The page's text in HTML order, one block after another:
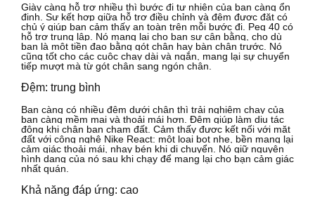
Giày càng hỗ trợ nhiều thì bước đi tự nhiên của bạn càng ổn
định. Sự kết hợp giữa hỗ trợ điều chỉnh và đệm được đặt có
chủ ý giúp bạn cảm thấy an toàn trên mỗi bước đi. Peg 40 có
hỗ trợ trung lập. Nó mang lại cho bạn sự cân bằng, cho dù
bạn là một tiền đạo bằng gót chân hay bàn chân trước. Nó
cũng tốt cho các cuộc chạy dài và ngắn, mang lại sự chuyển
tiếp mượt mà từ gót chân sang ngón chân.
Đệm: trung bình
Bạn càng có nhiều đệm dưới chân thì trải nghiệm chạy của
bạn càng mềm mại và thoải mái hơn. Đệm giúp làm dịu tác
động khi chân bạn chạm đất. Cảm thấy được kết nối với mặt
đất với công nghệ Nike React: một loại bọt nhẹ, bền mang lại
cảm giác thoải mái, nhạy bén khi di chuyển. Nó giữ nguyên
hình dạng của nó sau khi chạy để mang lại cho bạn cảm giác
nhất quán.
Khả năng đáp ứng: cao